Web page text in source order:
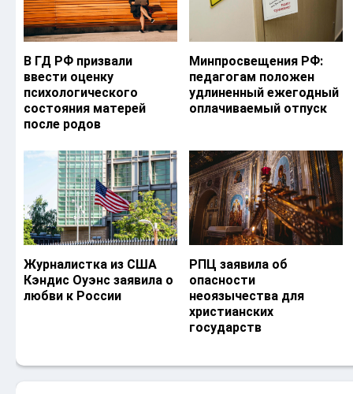
В ГД РФ призвали
ввести оценку
психологического
состояния матерей
после родов
Минпросвещения РФ:
педагогам положен
удлиненный ежегодный
оплачиваемый отпуск
Журналистка из США
Кэндис Оуэнс заявила о
любви к России
РПЦ заявила об
опасности
неоязычества для
христианских
государств